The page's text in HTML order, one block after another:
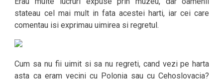
stateau cel mai mult in fata acestei harti, iar cei care
comentau isi exprimau uimirea si regretul.
Cum sa nu fii uimit si sa nu regreti, cand vezi pe harta
asta ca eram vecini cu Polonia sau cu Cehoslovacia?